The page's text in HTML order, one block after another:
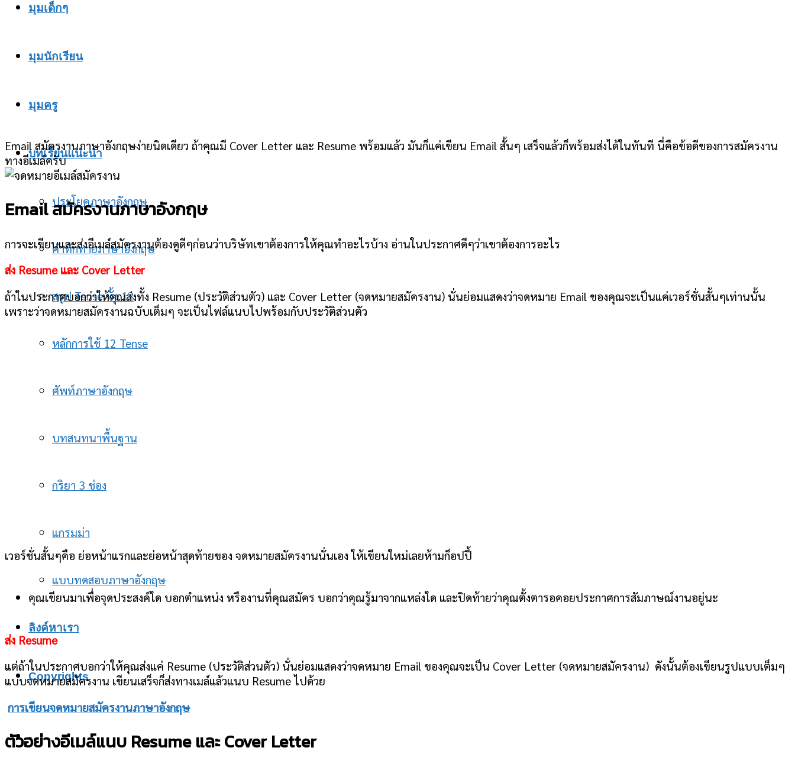
มุมเด็กๆ
มุมนักเรียน
มุมครู
บทเรียนแนะนำ
ประโยคภาษาอังกฤษ
คำทักทายภาษาอังกฤษ
สรุป Tense ทั้ง 12
หลักการใช้ 12 Tense
ศัพท์ภาษาอังกฤษ
บทสนทนาพื้นฐาน
กริยา 3 ช่อง
แกรมม่า
แบบทดสอบภาษาอังกฤษ
ลิงค์หาเรา
Copyrights
-
Email สมัครงานภาษาอังกฤษง่ายนิดเดียว ถ้าคุณมี Cover Letter และ Resume พร้อมแล้ว มันก็แค่เขียน Email สั้นๆ เสร็จแล้วก็พร้อมส่งได้ในทันที นี่คือข้อดีของการสมัครงาน
ทางอีเมล์ครับ
Email สมัครงานภาษาอังกฤษ
การจะเขียนและส่งอีเมล์สมัครงานต้องดูดีๆก่อนว่าบริษัทเขาต้องการให้คุณทำอะไรบ้าง อ่านในประกาศดีๆว่าเขาต้องการอะไร
ส่ง Resume และ Cover Letter
ถ้าในประกาศบอกว่าให้คุณส่งทั้ง Resume (ประวัติส่วนตัว) และ Cover Letter (จดหมายสมัครงาน) นั่นย่อมแสดงว่าจดหมาย Email ของคุณจะเป็นแค่เวอร์ชั่นสั้นๆเท่านนั้น
เพราะว่าจดหมายสมัครงานฉบับเต็มๆ จะเป็นไฟล์แนบไปพร้อมกับประวัติส่วนตัว
เวอร์ชั่นสั้นๆคือ ย่อหน้าแรกและย่อหน้าสุดท้ายของ จดหมายสมัครงานนั่นเอง ให้เขียนใหม่เลยห้ามก็อปปี้
คุณเขียนมาเพื่อจุดประสงค์ใด บอกตำแหน่ง หรืองานที่คุณสมัคร บอกว่าคุณรู้มาจากแหล่งใด และปิดท้ายว่าคุณตั้งตารอคอยประกาศการสัมภาษณ์งานอยู่นะ
ส่ง Resume
แต่ถ้าในประกาศบอกว่าให้คุณส่งแค่ Resume (ประวัติส่วนตัว) นั่นย่อมแสดงว่าจดหมาย Email ของคุณจะเป็น Cover Letter (จดหมายสมัครงาน) ดังนั้นต้องเขียนรูปแบบเต็มๆ
แบบจดหมายสมัครงาน เขียนเสร็จก็ส่งทางเมล์แล้วแนบ Resume ไปด้วย
การเขียนจดหมายสมัครงานภาษาอังกฤษ
ตัวอย่างอีเมล์แนบ Resume และ Cover Letter